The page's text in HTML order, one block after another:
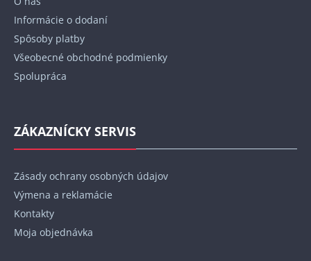
Informácie o dodaní
Spôsoby platby
Všeobecné obchodné podmienky
Spolupráca
ZÁKAZNÍCKY SERVIS
Zásady ochrany osobných údajov
Výmena a reklamácie
Kontakty
Moja objednávka